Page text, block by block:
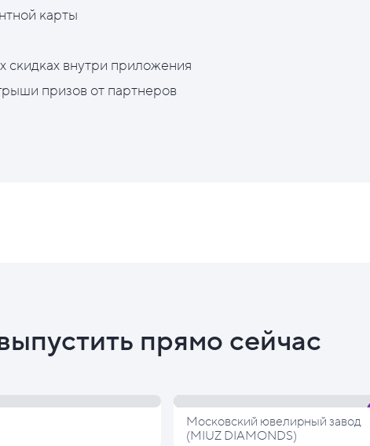
карты
скидках внутри приложения
призов от партнеров
прямо сейчас
Московский ювелирный завод
(MIUZ DIAMONDS)